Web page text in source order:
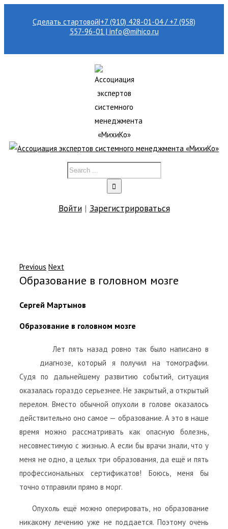
Сделать стартовой|+7 (910) 428-01-04 / +7 (958)
557-96-01 | info@mihico.ru
Войти| Зарегистрироваться
Previous Next
Образование в головном мозге
Сергей Мартынов
Образование в головном мозге
Лет пять назад ровно так было написано в
диагнозе, который я получил на томографии.
Судя по дальнейшему развитию событий, ситуация
оказалась гораздо серьезнее. Не закрытый, а открытый
перелом. Вместо обычной опухоли в голове оказалось
действительно оно самое — образование. А это в наше
время можно рассматривать как опасную болезнь,
несовместимую с жизнью. А если бы врачи знали, что у
меня не одно, а целых три образования, да ещё и пять
профессиональных сертификатов! Боюсь, меня бы
точно отправили прямо в морг.
Опухоль ещё можно оперировать, но образование
никакому лечению уже не поддается. Поэтому очень